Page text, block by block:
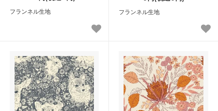
フランネル生地 フランネル生地